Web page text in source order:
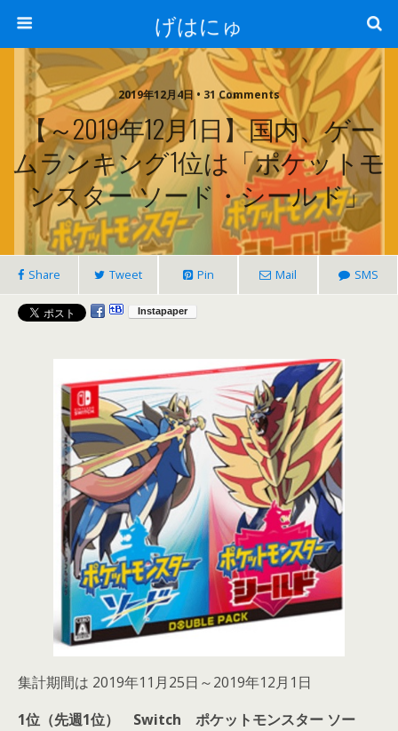
げはにゅ
2019年12月4日 • 31 Comments
【～2019年12月1日】国内、ゲー
ムランキング1位は「ポケットモ
ンスター ソード・シールド」
Share Tweet Pin Mail SMS
集計期間は 2019年11月25日～2019年12月1日
1位（先週1位） Switch ポケットモンスター ソー